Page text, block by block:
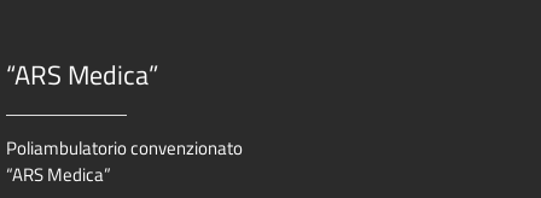
“ARS Medica”
Poliambulatorio convenzionato
“ARS Medica”